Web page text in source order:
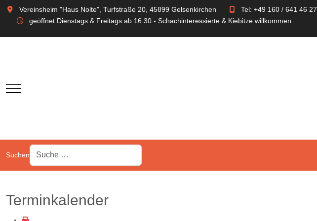
Vereinsheim "Haus Nolte", Turfstraße 20, 45899 Gelsenkirchen Tel: +49 160 / 641 46 27
geöffnet Dienstags & Freitags ab 16:30 - Schachinteressierte & Kiebitze willkommen
Mobile Menu Toggle
Suchen
Terminkalender